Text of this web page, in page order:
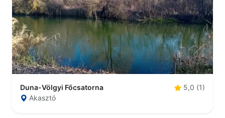
Duna-Völgyi Főcsatorna
5,0 (1)
Akasztó